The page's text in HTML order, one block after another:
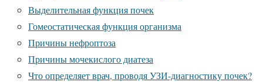
Выделительная функция почек
Гомеостатическая функция организма
Причины нефроптоза
Причины мочекислого диатеза
Что определяет врач, проводя УЗИ-диагностику почек?